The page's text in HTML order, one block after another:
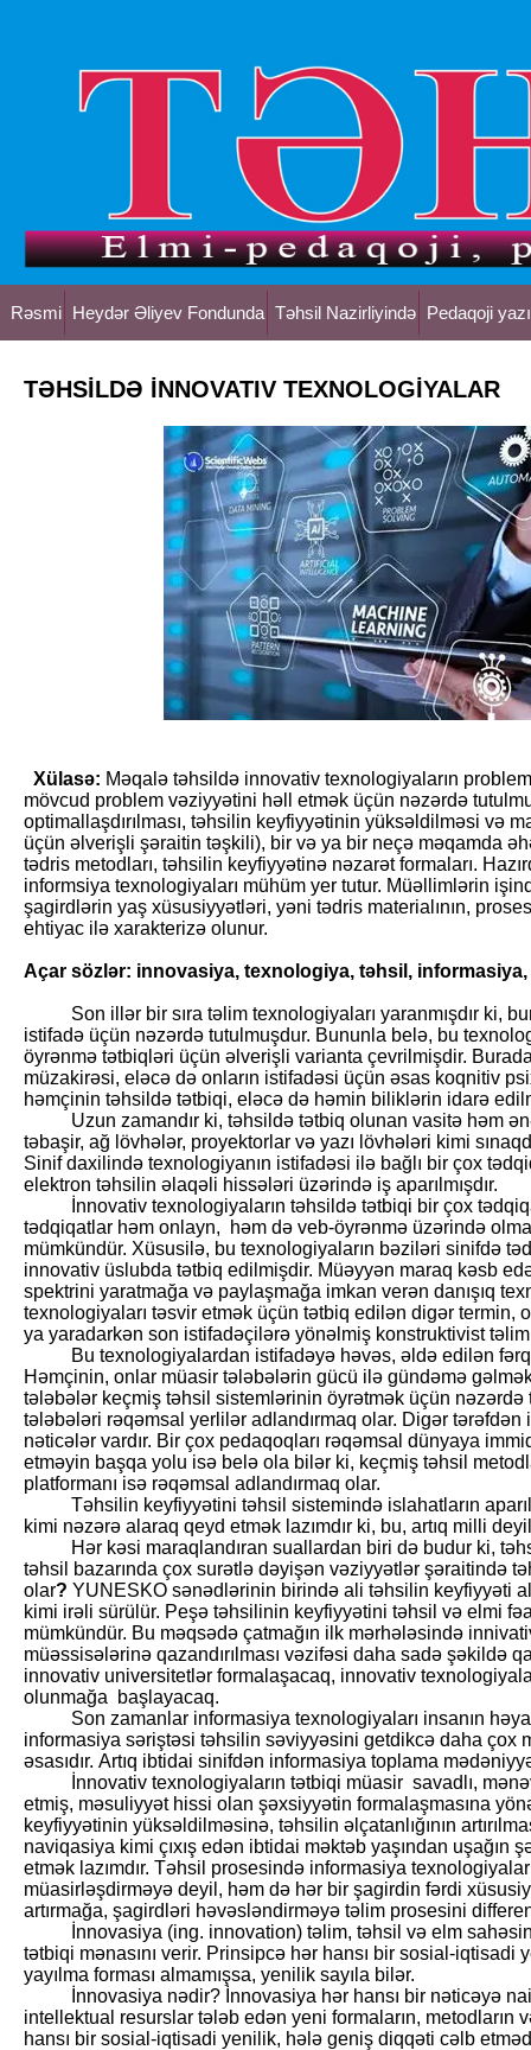
Rəsmi Heydər Əliyev Fondunda Təhsil Nazirliyində Pedaqoji
TƏHSİLDƏ İNNOVATIV TEXNOLOGİYALAR
Xülasə: Məqalə təhsildə innovativ texnologiyaların
mövcud problem vəziyyətini həll etmək üçün nəzərdə
optimallaşdırılması, təhsilin keyfiyyətinin yüksəldilməsi və
üçün əlverişli şəraitin təşkili), bir və ya bir neçə məqamda
tədris metodları, təhsilin keyfiyyətinə nəzarət formaları.
informsiya texnologiyaları mühüm yer tutur. Müəllimlərin
şagirdlərin yaş xüsusiyyətləri, yəni tədris materialının,
ehtiyac ilə xarakterizə olunur.
Açar sözlər: innovasiya, texnologiya, təhsil,
Son illər bir sıra təlim texnologiyaları yaranmışdır ki,
istifadə üçün nəzərdə tutulmuşdur. Bununla belə, bu
öyrənmə tətbiqləri üçün əlverişli varianta çevrilmişdir.
müzakirəsi, eləcə də onların istifadəsi üçün əsas koqnitiv
həmçinin təhsildə tətbiqi, eləcə də həmin biliklərin idarə
Uzun zamandır ki, təhsildə tətbiq olunan vasitə həm
təbaşir, ağ lövhələr, proyektorlar və yazı lövhələri kimi
Sinif daxilində texnologiyanın istifadəsi ilə bağlı bir çox
elektron təhsilin əlaqəli hissələri üzərində iş aparılmışdır.
İnnovativ texnologiyaların təhsildə tətbiqi bir çox
tədqiqatlar həm onlayn, həm də veb-öyrənmə üzərində
mümkündür. Xüsusilə, bu texnologiyaların bəziləri sinifdə
innovativ üslubda tətbiq edilmişdir. Müəyyən maraq kəsb
spektrini yaratmağa və paylaşmağa imkan verən danışıq
texnologiyaları təsvir etmək üçün tətbiq edilən digər termin,
ya yaradarkən son istifadəçilərə yönəlmiş konstruktivist
Bu texnologiyalardan istifadəyə həvəs, əldə edilən
Həmçinin, onlar müasir tələbələrin gücü ilə gündəmə
tələbələr keçmiş təhsil sistemlərinin öyrətmək üçün
tələbələri rəqəmsal yerlilər adlandırmaq olar. Digər tərəfdən
nəticələr vardır. Bir çox pedaqoqları rəqəmsal dünyaya
etməyin başqa yolu isə belə ola bilər ki, keçmiş təhsil
platformanı isə rəqəmsal adlandırmaq olar.
Təhsilin keyfiyyətini təhsil sistemində islahatların
kimi nəzərə alaraq qeyd etmək lazımdır ki, bu, artıq milli
Hər kəsi maraqlandıran suallardan biri də budur ki,
təhsil bazarında çox surətlə dəyişən vəziyyətlər şəraitində
olar? YUNESKO sənədlərinin birində ali təhsilin keyfiyyəti
kimi irəli sürülür. Peşə təhsilinin keyfiyyətini təhsil və elmi
mümkündür. Bu məqsədə çatmağın ilk mərhələsində
müəssisələrinə qazandırılması vəzifəsi daha sadə şəkildə
innovativ universitetlər formalaşacaq, innovativ
olunmağa başlayacaq.
Son zamanlar informasiya texnologiyaları insanın
informasiya səriştəsi təhsilin səviyyəsini getdikcə daha çox
əsasıdır. Artıq ibtidai sinifdən informasiya toplama
İnnovativ texnologiyaların tətbiqi müasir savadlı,
etmiş, məsuliyyət hissi olan şəxsiyyətin formalaşmasına
keyfiyyətinin yüksəldilməsinə, təhsilin əlçatanlığının
naviqasiya kimi çıxış edən ibtidai məktəb yaşından uşağın
etmək lazımdır. Təhsil prosesində informasiya
müasirləşdirməyə deyil, həm də hər bir şagirdin fərdi
artırmağa, şagirdləri həvəsləndirməyə təlim prosesini
İnnovasiya (ing. innovation) təlim, təhsil və elm
tətbiqi mənasını verir. Prinsipcə hər hansı bir sosial-iqtisadi
yayılma forması almamışsa, yenilik sayıla bilər.
İnnovasiya nədir? İnnovasiya hər hansı bir nəticəyə
intellektual resurslar tələb edən yeni formaların, metodların
hansı bir sosial-iqtisadi yenilik, hələ geniş diqqəti cəlb